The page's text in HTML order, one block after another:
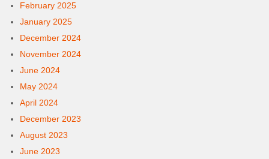
February 2025
January 2025
December 2024
November 2024
June 2024
May 2024
April 2024
December 2023
August 2023
June 2023